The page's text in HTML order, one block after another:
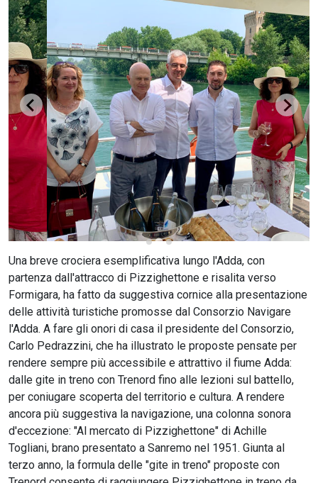
CERCA
Una breve crociera esemplificativa lungo l'Adda, con
partenza dall'attracco di Pizzighettone e risalita verso
Formigara, ha fatto da suggestiva cornice alla presentazione
delle attività turistiche promosse dal Consorzio Navigare
l'Adda. A fare gli onori di casa il presidente del Consorzio,
Carlo Pedrazzini, che ha illustrato le proposte pensate per
rendere sempre più accessibile e attrattivo il fiume Adda:
dalle gite in treno con Trenord fino alle lezioni sul battello,
per coniugare scoperta del territorio e cultura. A rendere
ancora più suggestiva la navigazione, una colonna sonora
d'eccezione: "Al mercato di Pizzighettone" di Achille
Togliani, brano presentato a Sanremo nel 1951. Giunta al
terzo anno, la formula delle "gite in treno" proposte con